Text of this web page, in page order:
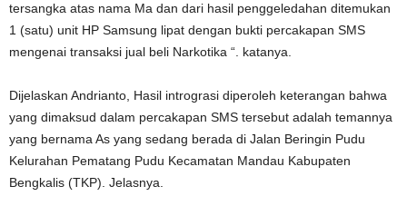
tersangka atas nama Ma dan dari hasil penggeledahan ditemukan
1 (satu) unit HP Samsung lipat dengan bukti percakapan SMS
mengenai transaksi jual beli Narkotika “. katanya.
Dijelaskan Andrianto, Hasil intrograsi diperoleh keterangan bahwa
yang dimaksud dalam percakapan SMS tersebut adalah temannya
yang bernama As yang sedang berada di Jalan Beringin Pudu
Kelurahan Pematang Pudu Kecamatan Mandau Kabupaten
Bengkalis (TKP). Jelasnya.